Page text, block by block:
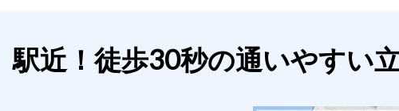
駅近！徒歩30秒の通いやすい